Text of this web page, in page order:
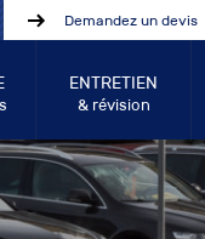
Demandez un devis
ENTRETIEN
& révision